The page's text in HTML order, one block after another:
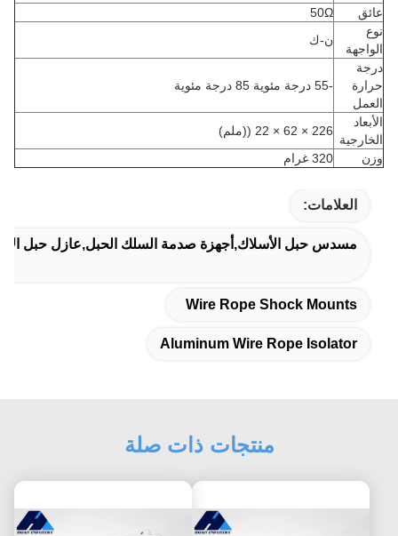
عائق
50Ω
نوع
الواجهة
ن-ك
درجة
حرارة
العمل
الأبعاد
الخارجية
226 × 62 × 22 ((ملم)
وزن
320 غرام
العلامات:
مسدس حبل الأسلاك,أجهزة صدمة السلك الحبل,عازل حبل
Wire Rope Shock Mounts
Aluminum Wire Rope Isolator
منتجات ذات صلة